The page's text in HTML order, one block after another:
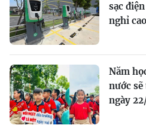
sạc
nghỉ
Năm
nước
ngày